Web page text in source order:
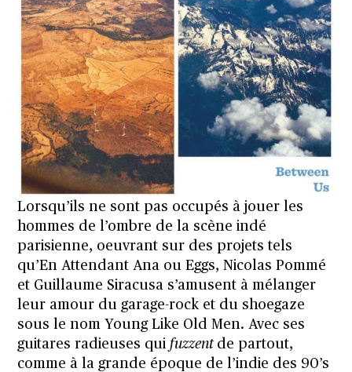
Lorsqu’ils ne sont pas occupés à jouer les
hommes de l’ombre de la scène indé
parisienne, oeuvrant sur des projets tels
qu’En Attendant Ana ou Eggs, Nicolas Pommé
et Guillaume Siracusa s’amusent à mélanger
leur amour du garage-rock et du shoegaze
sous le nom Young Like Old Men. Avec ses
guitares radieuses quifuzzent de partout,
comme à la grande époque de l’indie des 90’s